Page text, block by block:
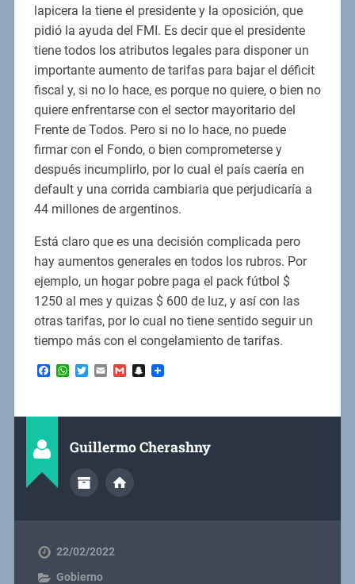
lapicera la tiene el presidente y la oposición, que
pidió la ayuda del FMI. Es decir que el presidente
tiene todos los atributos legales para disponer un
importante aumento de tarifas para bajar el déficit
fiscal y, si no lo hace, es porque no quiere, o bien no
quiere enfrentarse con el sector mayoritario del
Frente de Todos. Pero si no lo hace, no puede
firmar con el Fondo, o bien comprometerse y
después incumplirlo, por lo cual el país caería en
default y una corrida cambiaria que perjudicaría a
44 millones de argentinos.
Está claro que es una decisión complicada pero
hay aumentos generales en todos los rubros. Por
ejemplo, un hogar pobre paga el pack fútbol $
1250 al mes y quizas $ 600 de luz, y así con las
otras tarifas, por lo cual no tiene sentido seguir un
tiempo más con el congelamiento de tarifas.
Facebook
WhatsApp
Twitter
EmailGmailSnapchat
Guillermo Cherashny
22/02/2022
Gobierno